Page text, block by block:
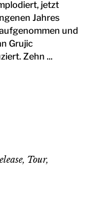
jetzt
Jahres
und
Grujic
Zehn ...
Tour,